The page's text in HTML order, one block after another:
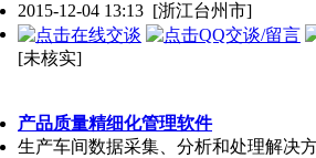
2015-12-04 13:13 [浙江台州市]
[未核实]
产品质量精细化管理软件
生产车间数据采集、分析和处理解决